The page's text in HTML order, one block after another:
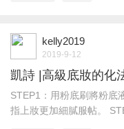
kelly2019
2019-9-12
凱詩 |高級底妝的化
STEP1：用粉底刷將粉底
指上妝更加細膩服帖。